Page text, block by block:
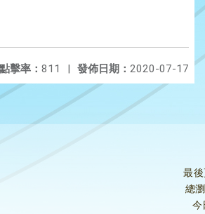
發佈日期： 2020-07-17
點擊率： 811 |
最
總
今